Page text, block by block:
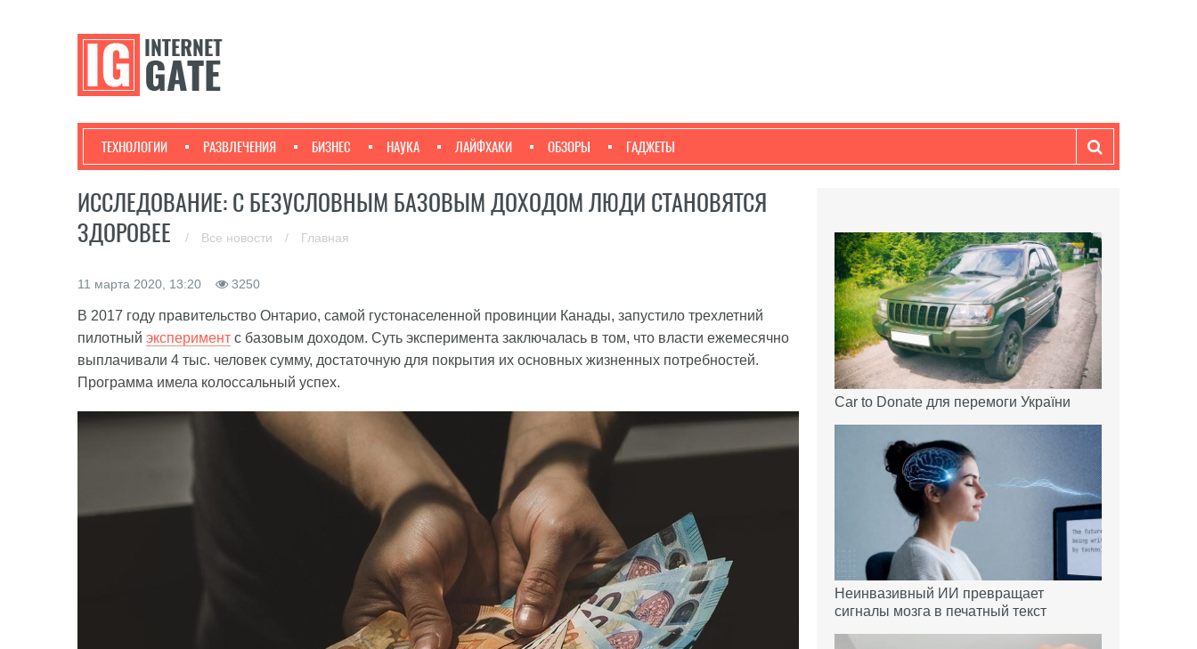
ТЕХНОЛОГИИ РАЗВЛЕЧЕНИЯ БИЗНЕС НАУКА ЛАЙФХАКИ ОБЗОРЫ ГАДЖЕТЫ
ИССЛЕДОВАНИЕ: С БЕЗУСЛОВНЫМ БАЗОВЫМ ДОХОДОМ ЛЮДИ СТАНОВЯТСЯ
ЗДОРОВЕЕ
/ Все новости / Главная
11 марта 2020, 13:20 3250
В 2017 году правительство Онтарио, самой густонаселенной провинции Канады, запустило трехлетний
пилотный эксперимент с базовым доходом. Суть эксперимента заключалась в том, что власти ежемесячно
выплачивали 4 тыс. человек сумму, достаточную для покрытия их основных жизненных потребностей.
Программа имела колоссальный успех.
Car to Donate для перемоги України
Неинвазивный ИИ превращает
сигналы мозга в печатный текст